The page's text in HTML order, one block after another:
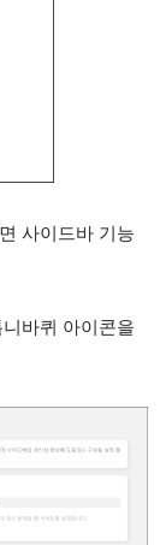
사이드바 기능
바퀴 아이콘을